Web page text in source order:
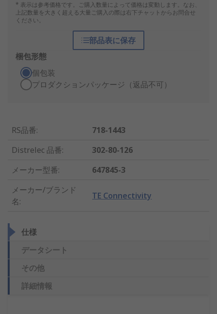
* 表示は参考価格です。ご購入数量によって価格は変動します。なお、
上記数量を大きく超える大量ご購入の際は右下チャットからお問合せ
ください。
部品表に保存
梱包形態
個包装
プロダクションパッケージ（返品不可）
RS品番:
718-1443
Distrelec 品番:
302-80-126
メーカー型番:
647845-3
メーカー/ブランド
名:
TE Connectivity
仕様
データシート
その他
詳細情報